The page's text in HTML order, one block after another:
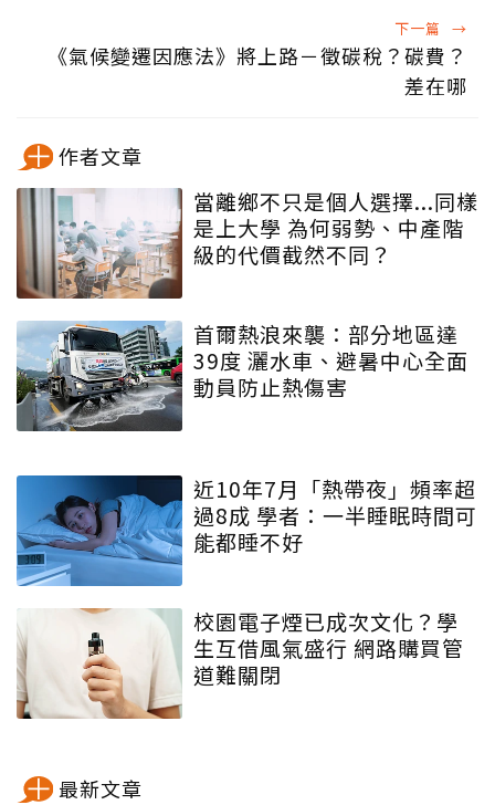
下一篇 →
《氣候變遷因應法》將上路－徵碳稅？碳費？
差在哪
作者文章
當離鄉不只是個人選擇...同樣
是上大學 為何弱勢、中產階
級的代價截然不同？
首爾熱浪來襲：部分地區達
39度 灑水車、避暑中心全面
動員防止熱傷害
近10年7月「熱帶夜」頻率超
過8成 學者：一半睡眠時間可
能都睡不好
校園電子煙已成次文化？學
生互借風氣盛行 網路購買管
道難關閉
最新文章